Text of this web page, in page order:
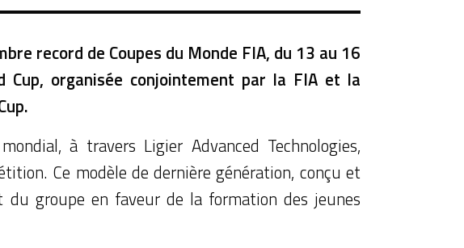
record de Coupes du Monde FIA, du 13 au 16
organisée conjointement par la FIA et la
à travers Ligier Advanced Technologies,
Ce modèle de dernière génération, conçu et
groupe en faveur de la formation des jeunes